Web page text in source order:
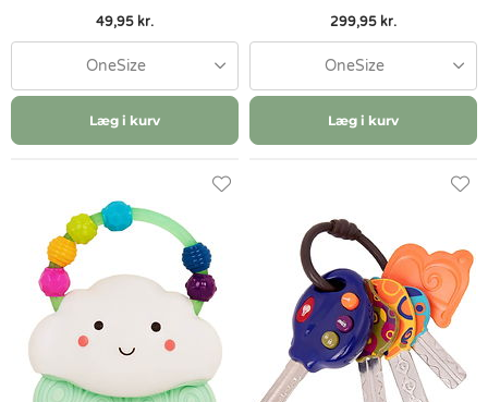
49,95 kr.
OneSize
Læg i kurv
299,95 kr.
OneSize
Læg i kurv